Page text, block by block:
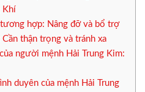
Khí
hợp: Nâng đỡ và bổ trợ
thận trọng và tránh xa
người mệnh Hải Trung Kim:
duyên của mệnh Hải Trung